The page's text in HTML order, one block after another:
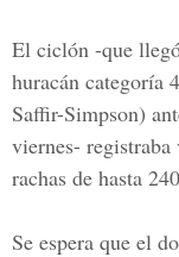
El ciclón -que
huracán categoría
Saffir-Simpson)
viernes-
rachas de hasta
Se espera que el